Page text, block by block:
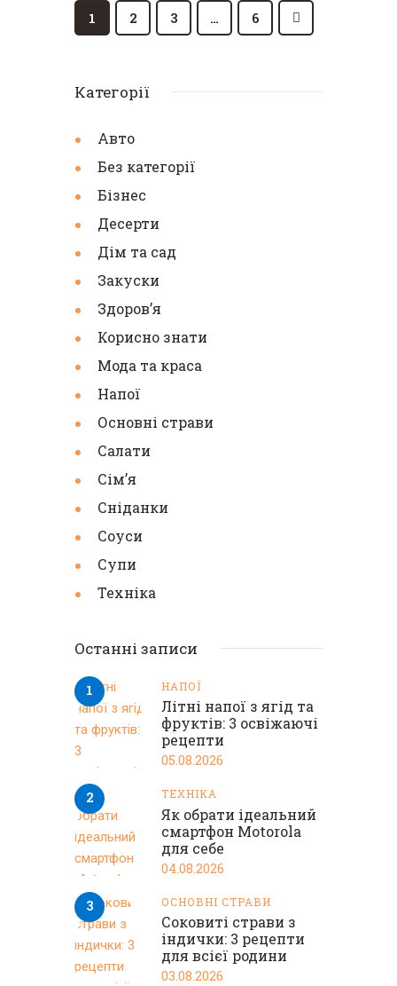
1 2 3 … 6
Категорії
Авто
Без категорії
Бізнес
Десерти
Дім та сад
Закуски
Здоровʼя
Корисно знати
Мода та краса
Напої
Основні страви
Салати
Сімʼя
Сніданки
Соуси
Супи
Техніка
Останні записи
НАПОЇ
Літні напої з ягід та
фруктів: 3 освіжаючі
рецепти
05.08.2026
ТЕХНІКА
Як обрати ідеальний
смартфон Motorola
для себе
04.08.2026
ОСНОВНІ СТРАВИ
Соковиті страви з
індички: 3 рецепти
для всієї родини
03.08.2026